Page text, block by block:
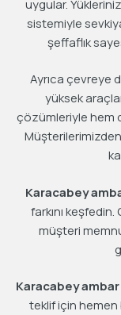
uygular.
sistemiyle
şeffaflık
Ayrıca çevreye
yüksek
çözümleriyle hem
Karacabey
farkını
müşteri
Karacabey
teklif için